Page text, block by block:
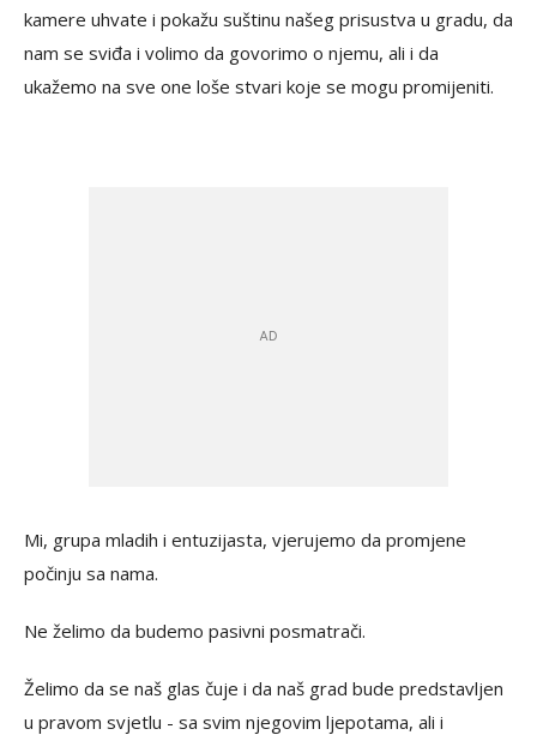
kamere uhvate i pokažu suštinu našeg prisustva u gradu, da
nam se sviđa i volimo da govorimo o njemu, ali i da
ukažemo na sve one loše stvari koje se mogu promijeniti.
Mi, grupa mladih i entuzijasta, vjerujemo da promjene
počinju sa nama.
Ne želimo da budemo pasivni posmatrači.
Želimo da se naš glas čuje i da naš grad bude predstavljen
u pravom svjetlu - sa svim njegovim ljepotama, ali i